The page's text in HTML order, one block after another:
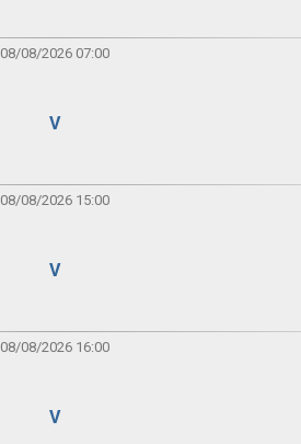
08/08/2026 07:00
V
08/08/2026 15:00
V
08/08/2026 16:00
V